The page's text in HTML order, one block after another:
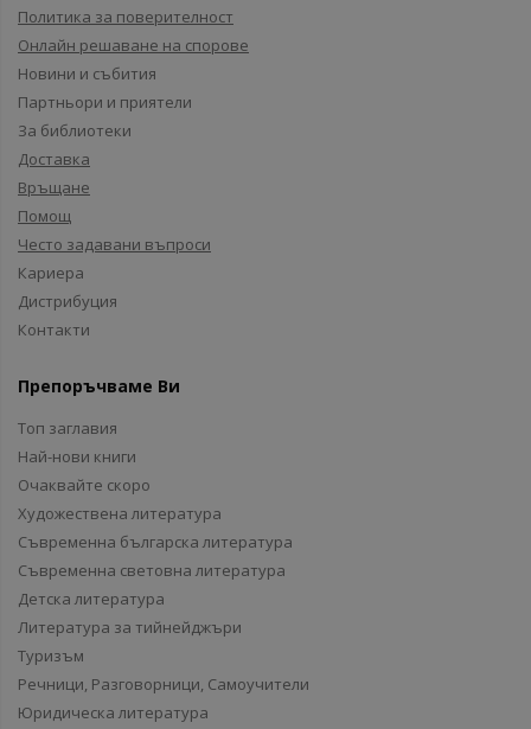
Политика за поверителност
Онлайн решаване на спорове
Новини и събития
Партньори и приятели
За библиотеки
Доставка
Връщане
Помощ
Често задавани въпроси
Кариера
Дистрибуция
Контакти
Препоръчваме Ви
Топ заглавия
Най-нови книги
Очаквайте скоро
Художествена литература
Съвременна българска литература
Съвременна световна литература
Детска литература
Литература за тийнейджъри
Туризъм
Речници, Разговорници, Самоучители
Юридическа литература